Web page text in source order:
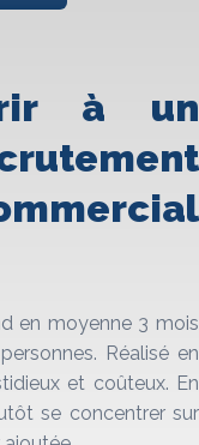
à un
en moyenne 3 mois
Réalisé en
et coûteux. En
se concentrer sur